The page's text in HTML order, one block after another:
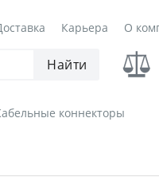
Карьера О
Найти
коннекторы